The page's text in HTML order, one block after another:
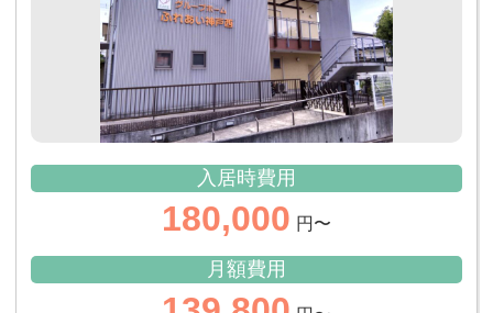
入居時費用
180,000 円〜
月額費用